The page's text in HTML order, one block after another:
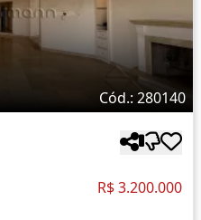
Cód.: 280140
R$ 3.200.000